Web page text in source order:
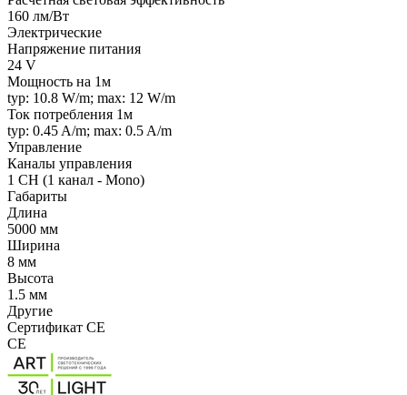
160 лм/Вт
Электрические
Напряжение питания
24 V
Мощность на 1м
typ: 10.8 W/m; max: 12 W/m
Ток потребления 1м
typ: 0.45 A/m; max: 0.5 A/m
Управление
Каналы управления
1 CH (1 канал - Mono)
Габариты
Длина
5000 мм
Ширина
8 мм
Высота
1.5 мм
Другие
Сертификат CE
CE